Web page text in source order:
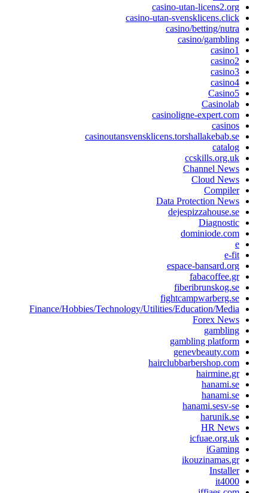
casino-utan-
casino-utan-
casino/betting/
casino/
casinoligne-
Channel
Cloud
Data Protection
espace-
Finance/Hobbies/Technology/Utilities/Education/
Forex
gambling
hanami.sesv-
HR